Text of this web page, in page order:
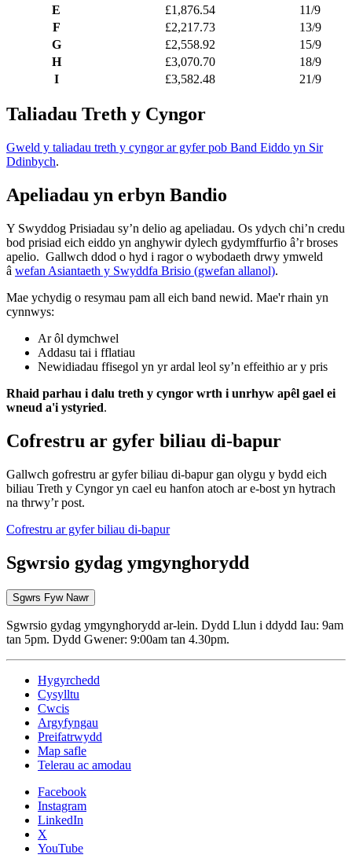
E
£1,876.54
11/9
F
£2,217.73
13/9
G
£2,558.92
15/9
H
£3,070.70
18/9
I
£3,582.48 21/9
Taliadau Treth y Cyngor
Gweld y taliadau treth y cyngor ar gyfer pob Band Eiddo yn Sir
Ddinbych.
Apeliadau yn erbyn Bandio
Y Swyddog Prisiadau sy’n delio ag apeliadau. Os ydych chi’n credu
bod prisiad eich eiddo yn anghywir dylech gydymffurfio â’r broses
apelio. Gallwch ddod o hyd i ragor o wybodaeth drwy ymweld
â wefan Asiantaeth y Swyddfa Brisio (gwefan allanol).
Mae ychydig o resymau pam all eich band newid. Mae'r rhain yn
cynnwys:
Ar ôl dymchwel
Addasu tai i fflatiau
Newidiadau ffisegol yn yr ardal leol sy’n effeithio ar y pris
Rhaid parhau i dalu treth y cyngor wrth i unrhyw apêl gael ei
wneud a'i ystyried.
Cofrestru ar gyfer biliau di-bapur
Gallwch gofrestru ar gyfer biliau di-bapur gan olygu y bydd eich
biliau Treth y Cyngor yn cael eu hanfon atoch ar e-bost yn hytrach
na thrwy’r post.
Cofrestru ar gyfer biliau di-bapur
Sgwrsio gydag ymgynghorydd
Sgwrs Fyw Nawr
Sgwrsio gydag ymgynghorydd ar-lein. Dydd Llun i ddydd Iau: 9am
tan 5pm. Dydd Gwener: 9:00am tan 4.30pm.
Hygyrchedd
Cysylltu
Cwcis
Argyfyngau
Preifatrwydd
Map safle
Telerau ac amodau
Facebook
Instagram
LinkedIn
X
YouTube